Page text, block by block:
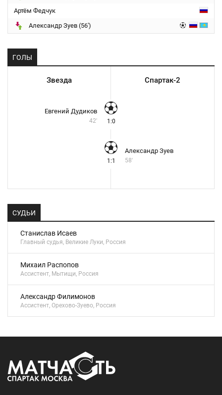
Артём Федчук
Александр Зуев (56')
ГОЛЫ
Звезда Спартак-2
Евгений Дудиков
42' 1:0
1:1
Александр Зуев
58'
СУДЬИ
Станислав Исаев
Главный судья, Великие Луки, Россия
Михаил Распопов
Ассистент, Мытищи, Россия
Александр Филимонов
Ассистент, Орехово-Зуево, Россия